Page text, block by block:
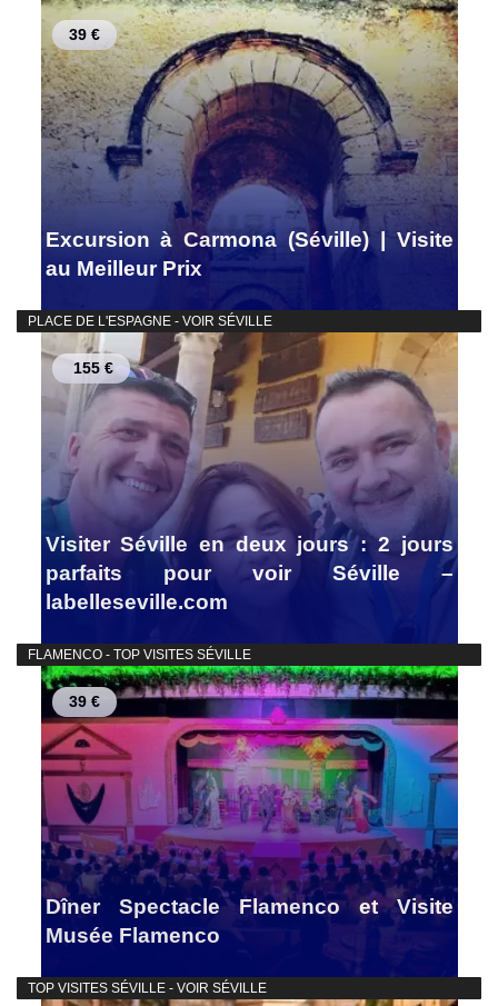
39 €
Excursion à Carmona (Séville) | Visite
au Meilleur Prix
PLACE DE L'ESPAGNE - VOIR SÉVILLE
155 €
Visiter Séville en deux jours : 2 jours
parfaits pour voir Séville –
labelleseville.com
FLAMENCO - TOP VISITES SÉVILLE
39 €
Dîner Spectacle Flamenco et Visite
Musée Flamenco
TOP VISITES SÉVILLE - VOIR SÉVILLE